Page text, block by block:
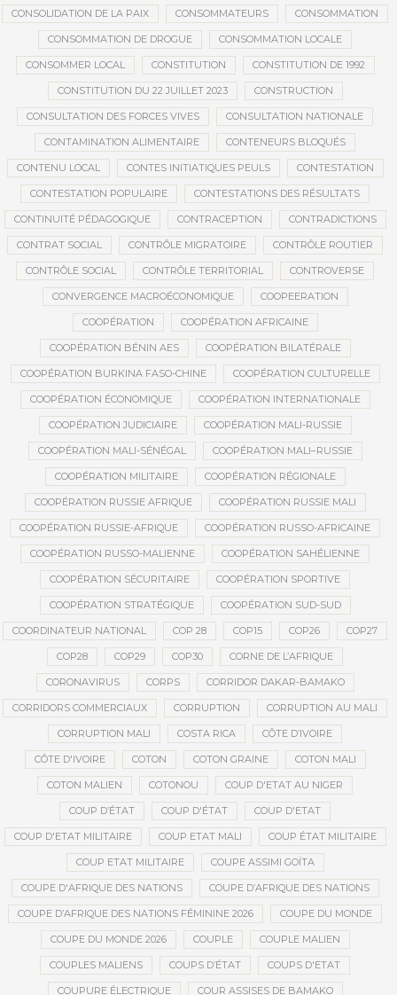
CONSOLIDATION DE LA PAIX CONSOMMATEURS CONSOMMATION
CONSOMMATION DE DROGUE CONSOMMATION LOCALE
CONSOMMER LOCAL CONSTITUTION CONSTITUTION DE 1992
CONSTITUTION DU 22 JUILLET 2023 CONSTRUCTION
CONSULTATION DES FORCES VIVES CONSULTATION NATIONALE
CONTAMINATION ALIMENTAIRE CONTENEURS BLOQUÉS
CONTENU LOCAL CONTES INITIATIQUES PEULS CONTESTATION
CONTESTATION POPULAIRE CONTESTATIONS DES RÉSULTATS
CONTINUITÉ PÉDAGOGIQUE CONTRACEPTION CONTRADICTIONS
CONTRAT SOCIAL CONTRÔLE MIGRATOIRE CONTRÔLE ROUTIER
CONTRÔLE SOCIAL CONTRÔLE TERRITORIAL CONTROVERSE
CONVERGENCE MACROÉCONOMIQUE COOPEERATION
COOPÉRATION COOPÉRATION AFRICAINE
COOPÉRATION BÉNIN AES COOPÉRATION BILATÉRALE
COOPÉRATION BURKINA FASO-CHINE COOPÉRATION CULTURELLE
COOPÉRATION ÉCONOMIQUE COOPÉRATION INTERNATIONALE
COOPÉRATION JUDICIAIRE COOPÉRATION MALI-RUSSIE
COOPÉRATION MALI-SÉNÉGAL COOPÉRATION MALI–RUSSIE
COOPÉRATION MILITAIRE COOPÉRATION RÉGIONALE
COOPÉRATION RUSSIE AFRIQUE COOPÉRATION RUSSIE MALI
COOPÉRATION RUSSIE-AFRIQUE COOPÉRATION RUSSO-AFRICAINE
COOPÉRATION RUSSO-MALIENNE COOPÉRATION SAHÉLIENNE
COOPÉRATION SÉCURITAIRE COOPÉRATION SPORTIVE
COOPÉRATION STRATÉGIQUE COOPÉRATION SUD-SUD
COORDINATEUR NATIONAL COP 28 COP15 COP26 COP27
COP28 COP29 COP30 CORNE DE L’AFRIQUE
CORONAVIRUS CORPS CORRIDOR DAKAR-BAMAKO
CORRIDORS COMMERCIAUX CORRUPTION CORRUPTION AU MALI
CORRUPTION MALI COSTA RICA CÔTE D’IVOIRE
CÔTE D'IVOIRE COTON COTON GRAINE COTON MALI
COTON MALIEN COTONOU COUP D'ETAT AU NIGER
COUP D’ÉTAT COUP D'ÉTAT COUP D'ETAT
COUP D'ETAT MILITAIRE COUP ETAT MALI COUP ÉTAT MILITAIRE
COUP ETAT MILITAIRE COUPE ASSIMI GOÏTA
COUPE D'AFRIQUE DES NATIONS COUPE D’AFRIQUE DES NATIONS
COUPE D’AFRIQUE DES NATIONS FÉMININE 2026 COUPE DU MONDE
COUPE DU MONDE 2026 COUPLE COUPLE MALIEN
COUPLES MALIENS COUPS D’ÉTAT COUPS D'ETAT
COUPURE ÉLECTRIQUE COUR ASSISES DE BAMAKO